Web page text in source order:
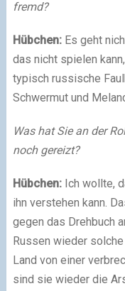
fremd?
Hübchen:Es geht
das nicht spielen
typisch russische
Schwermut und
Was hat Sie an der
noch gereizt?
Hübchen:Ich wollte,
ihn verstehen kann.
gegen das Drehbuch
Russen wieder
Land von einer
sind sie wieder die